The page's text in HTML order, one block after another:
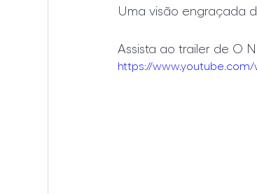
Uma visão engraçada
Assista ao trailer de O
https://www.youtube.com/